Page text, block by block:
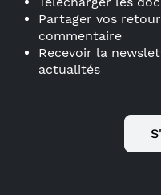
Partager vos
commentaire
Recevoir la
actualités